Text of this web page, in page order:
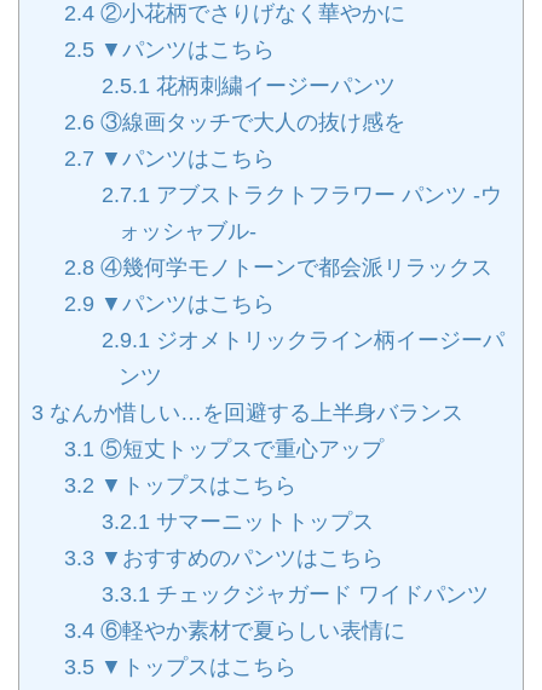
2.4 ②小花柄でさりげなく華やかに
2.5 ▼パンツはこちら
2.5.1 花柄刺繍イージーパンツ
2.6 ③線画タッチで大人の抜け感を
2.7 ▼パンツはこちら
2.7.1 アブストラクトフラワー パンツ ‐ウ
ォッシャブル‐
2.8 ④幾何学モノトーンで都会派リラックス
2.9 ▼パンツはこちら
2.9.1 ジオメトリックライン柄イージーパ
ンツ
3 なんか惜しい…を回避する上半身バランス
3.1 ⑤短丈トップスで重心アップ
3.2 ▼トップスはこちら
3.2.1 サマーニットトップス
3.3 ▼おすすめのパンツはこちら
3.3.1 チェックジャガード ワイドパンツ
3.4 ⑥軽やか素材で夏らしい表情に
3.5 ▼トップスはこちら